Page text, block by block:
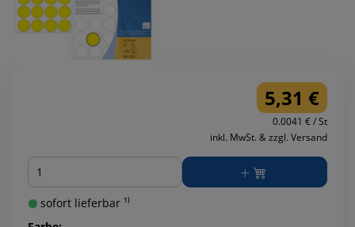
5,31 €
0.0041 € / St
inkl. MwSt. & zzgl. Versand
Menge
sofort lieferbar ¹⁾